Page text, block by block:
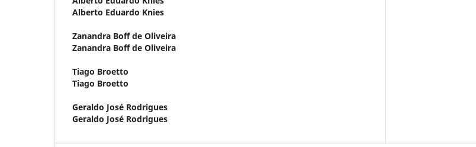
Alberto Eduardo Knies
Zanandra Boff de Oliveira
Zanandra Boff de Oliveira
Tiago Broetto
Tiago Broetto
Geraldo José Rodrigues
Geraldo José Rodrigues